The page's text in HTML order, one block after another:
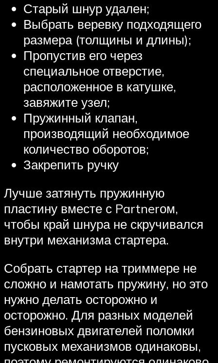
Старый шнур удален;
Выбрать веревку подходящего
размера (толщины и длины);
Пропустив его через
специальное отверстие,
расположенное в катушке,
завяжите узел;
Пружинный клапан,
производящий необходимое
количество оборотов;
Закрепить ручку
Лучше затянуть пружинную
пластину вместе с Partnerом,
чтобы край шнура не скручивался
внутри механизма стартера.
Собрать стартер на триммере не
сложно и намотать пружину, но это
нужно делать осторожно и
осторожно. Для разных моделей
бензиновых двигателей поломки
пусковых механизмов одинаковы,